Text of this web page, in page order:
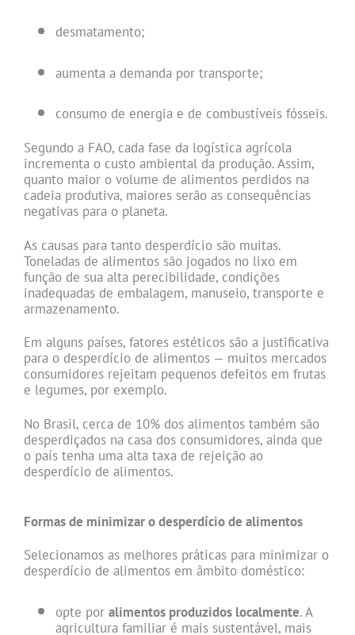
desmatamento;
aumenta a demanda por transporte;
consumo de energia e de combustíveis fósseis.
Segundo a FAO, cada fase da logística agrícola
incrementa o custo ambiental da produção. Assim,
quanto maior o volume de alimentos perdidos na
cadeia produtiva, maiores serão as consequências
negativas para o planeta.
As causas para tanto desperdício são muitas.
Toneladas de alimentos são jogados no lixo em
função de sua alta perecibilidade, condições
inadequadas de embalagem, manuseio, transporte e
armazenamento.
Em alguns países, fatores estéticos são a justificativa
para o desperdício de alimentos — muitos mercados
consumidores rejeitam pequenos defeitos em frutas
e legumes, por exemplo.
No Brasil, cerca de 10% dos alimentos também são
desperdiçados na casa dos consumidores, ainda que
o país tenha uma alta taxa de rejeição ao
desperdício de alimentos.
Formas de minimizar o desperdício de alimentos
Selecionamos as melhores práticas para minimizar o
desperdício de alimentos em âmbito doméstico:
opte por alimentos produzidos localmente. A
agricultura familiar é mais sustentável, mais